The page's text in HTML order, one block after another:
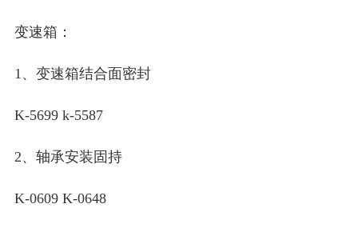
变速箱：
1、变速箱结合面密封
K-5699 k-5587
2、轴承安装固持
K-0609 K-0648